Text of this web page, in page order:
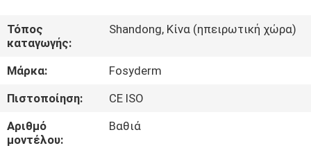
ΕΜΆΣ
ΕΠΙΣΚΈΨΕΙΣ
ΣΤΟ
ΕΡΓΟΣΤΆΣΙΟ
Τόπος
καταγωγής:
Shandong, Κίνα (ηπειρωτική χώρα)
Μάρκα:
Fosyderm
Πιστοποίηση:
CE ISO
Αριθμό
μοντέλου:
Βαθιά